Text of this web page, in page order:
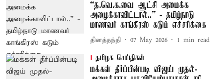
“த.வெ.க.வை ஆட்சி அமைக்க
அழைக்காவிட்டால்..” - தமிழ்நாடு
மாணவர் காங்கிரஸ் கடும் எச்சரிக்கை
தினத்தந்தி 07 May 2026 1 min read
தமிழக செய்திகள்
மக்கள் தீர்ப்பின்படி விஜய் முதல்-